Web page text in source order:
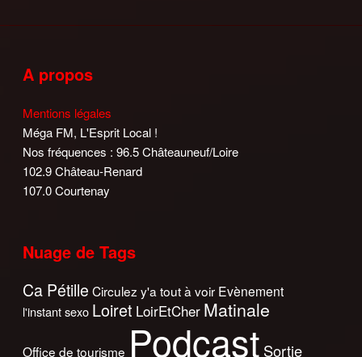
A propos
Mentions légales
Méga FM, L'Esprit Local !
Nos fréquences : 96.5 Châteauneuf/Loire
102.9 Château-Renard
107.0 Courtenay
Nuage de Tags
Ca Pétille Circulez y'a tout à voir Evènement
l'instant sexo Loiret LoirEtCher Matinale
Office de tourisme Podcast Sortie